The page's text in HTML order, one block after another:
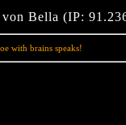
von Bella (IP:
with brains speaks!